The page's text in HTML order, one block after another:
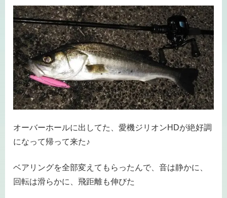
オーバーホールに出してた、愛機ジリオンHDが絶好調
になって帰って来た♪
ベアリングを全部変えてもらったんで、音は静かに、
回転は滑らかに、飛距離も伸びた